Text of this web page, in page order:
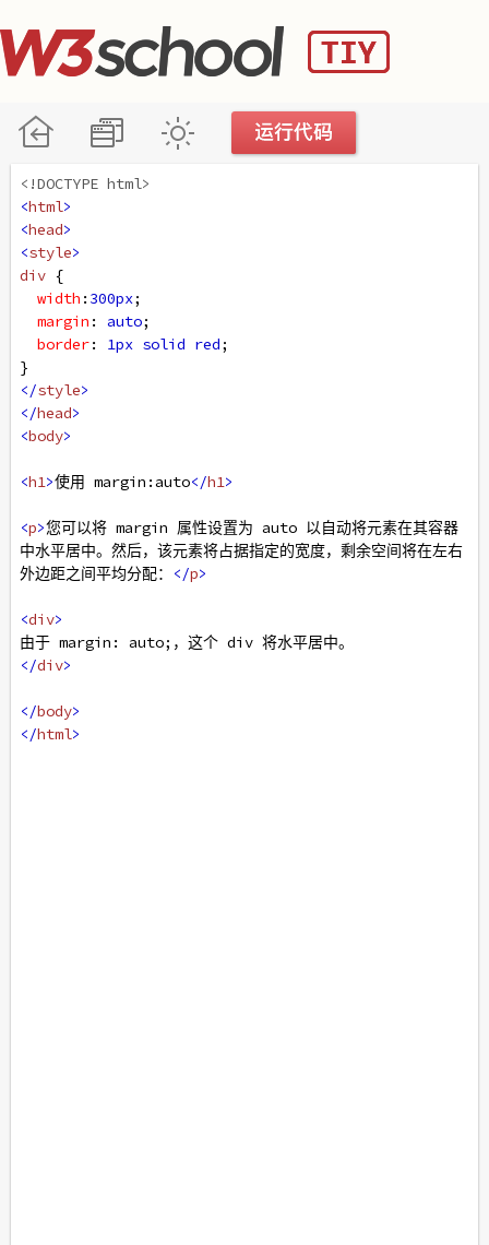
<!DOCTYPE html>
<html>
<head>
<style>
div {
width : 300px;
margin : auto;
border: 1px solid red;
}
</style>
</head>
<body>
<h1>使用 margin:auto</h1>
<p>您可以将 margin 属性设置为 auto 以自动将元素在其容器
中水平居中。然后，该元素将占据指定的宽度，剩余空间将在左右
外边距之间平均分配：
</p>
<div>
由于 margin: auto;，这个 div 将水平居中。
</div>
</body>
</html>